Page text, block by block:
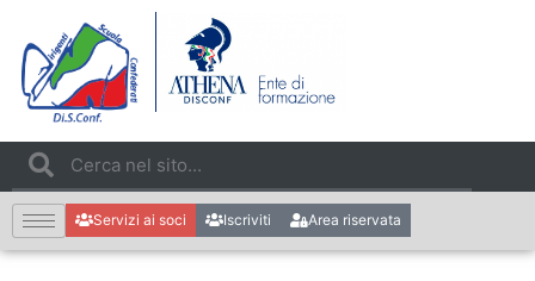
Servizi ai soci Iscriviti Area riservata